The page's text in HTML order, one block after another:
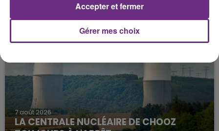
JAMAIS SANS MON FRÈRE
Julien Fourel n'a plus donné signé de vie depuis 5
mois. Sa sœur poursuit ses recherches pour le
retrouver.
7 août 2026
LA CENTRALE NUCLÉAIRE DE CHOOZ
Gérer mes choix
Accepter et fermer